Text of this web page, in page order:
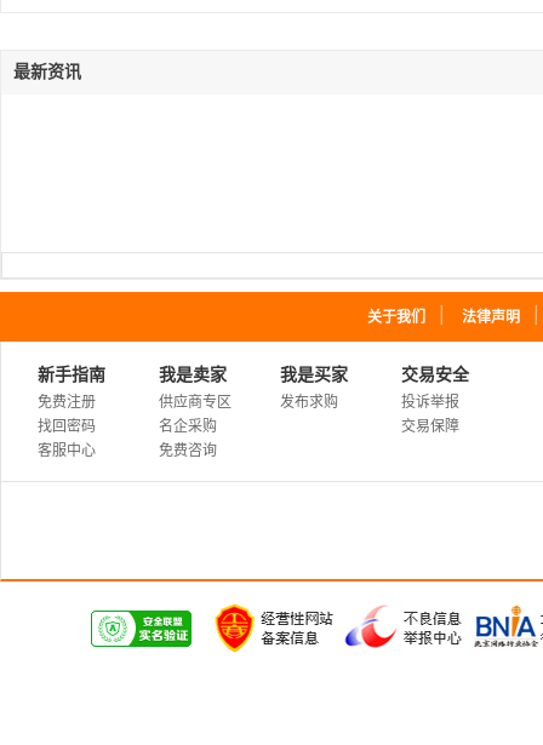
最新资讯
关于我们 法律声明
新手指南
免费注册
找回密码
客服中心
我是卖家
供应商专区
名企采购
免费咨询
我是买家
发布求购
交易安全
投诉举报
交易保障